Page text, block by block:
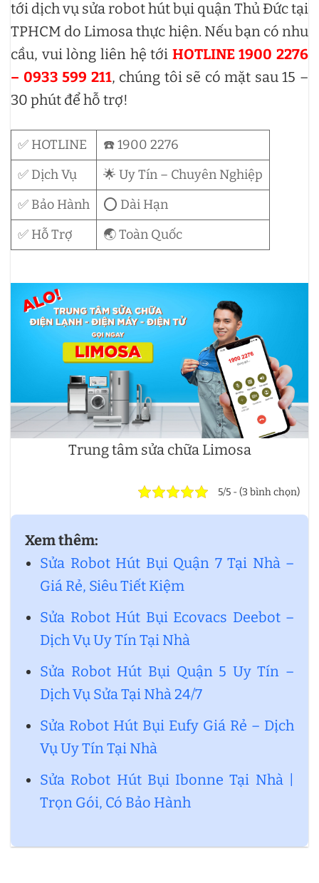
tới dịch vụ sửa robot hút bụi quận Thủ Đức tại
TPHCM do Limosa thực hiện. Nếu bạn có nhu
cầu, vui lòng liên hệ tới HOTLINE 1900 2276
– 0933 599 211, chúng tôi sẽ có mặt sau 15 –
30 phút để hỗ trợ!
✅ HOTLINE
☎️ 1900 2276
✅ Dịch Vụ
🌟 Uy Tín – Chuyên Nghiệp
✅ Bảo Hành
⭕ Dài Hạn
✅ Hỗ Trợ
🌏 Toàn Quốc
Trung tâm sửa chữa Limosa
5/5 - (3 bình chọn)
Xem thêm:
Sửa Robot Hút Bụi Quận 7 Tại Nhà –
Giá Rẻ, Siêu Tiết Kiệm
Sửa Robot Hút Bụi Ecovacs Deebot –
Dịch Vụ Uy Tín Tại Nhà
Sửa Robot Hút Bụi Quận 5 Uy Tín –
Dịch Vụ Sửa Tại Nhà 24/7
Sửa Robot Hút Bụi Eufy Giá Rẻ – Dịch
Vụ Uy Tín Tại Nhà
Sửa Robot Hút Bụi Ibonne Tại Nhà |
Trọn Gói, Có Bảo Hành